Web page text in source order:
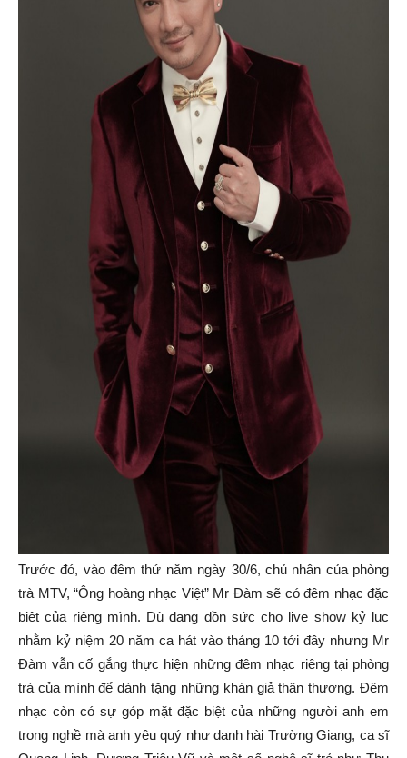
Trước đó, vào đêm thứ năm ngày 30/6, chủ nhân của phòng
trà MTV, “Ông hoàng nhạc Việt” Mr Đàm sẽ có đêm nhạc đặc
biệt của riêng mình. Dù đang dồn sức cho live show kỷ lục
nhằm kỷ niệm 20 năm ca hát vào tháng 10 tới đây nhưng Mr
Đàm vẫn cố gắng thực hiện những đêm nhạc riêng tại phòng
trà của mình để dành tặng những khán giả thân thương. Đêm
nhạc còn có sự góp mặt đặc biệt của những người anh em
trong nghề mà anh yêu quý như danh hài Trường Giang, ca sĩ